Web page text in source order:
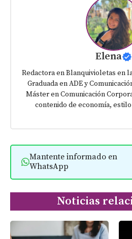
Elena
Redactora en Blanquivioletas en
Graduada en ADE y
Máster en Comunicación
contenido de economía, estilo
Mantente informado en
WhatsApp
Noticias